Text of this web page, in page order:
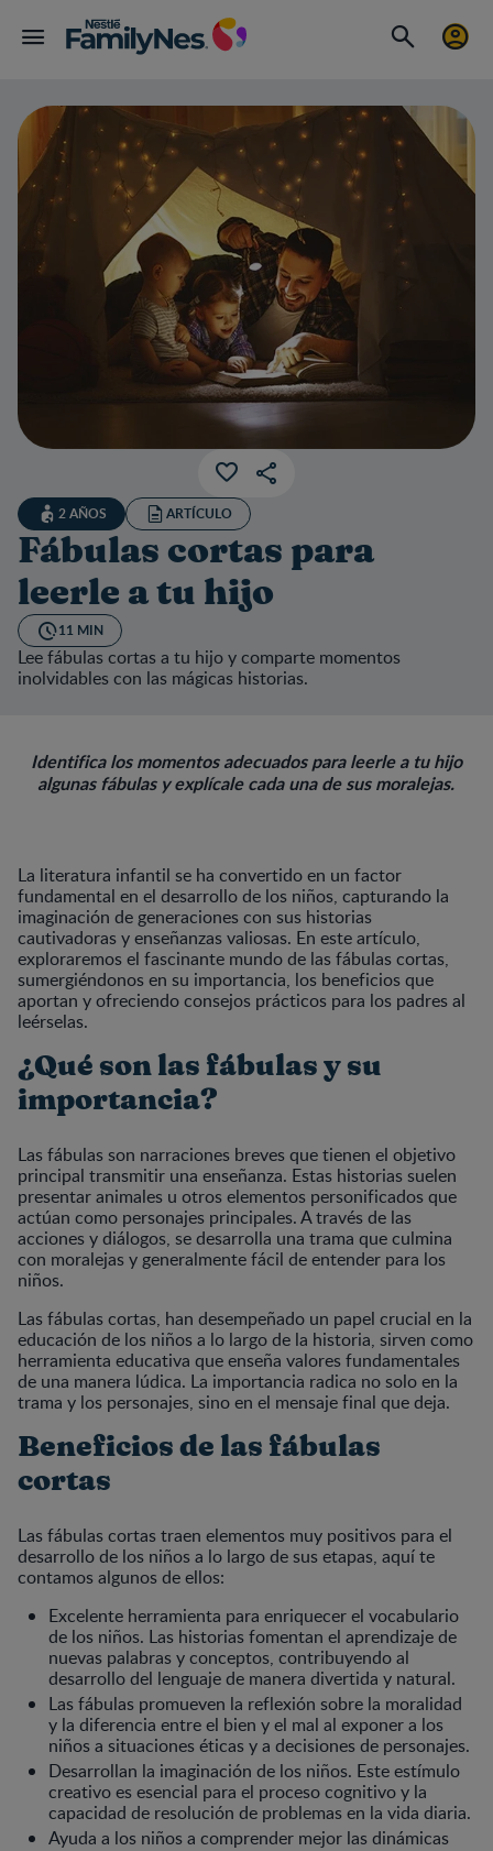
2 AÑOS ARTÍCULO
Fábulas cortas para
leerle a tu hijo
11 MIN
Lee fábulas cortas a tu hijo y comparte momentos
inolvidables con las mágicas historias.
Identifica los momentos adecuados para leerle a tu hijo
algunas fábulas y explícale cada una de sus moralejas.
La literatura infantil se ha convertido en un factor
fundamental en el desarrollo de los niños, capturando la
imaginación de generaciones con sus historias
cautivadoras y enseñanzas valiosas. En este artículo,
exploraremos el fascinante mundo de las fábulas cortas,
sumergiéndonos en su importancia, los beneficios que
aportan y ofreciendo consejos prácticos para los padres al
leérselas.
¿Qué son las fábulas y su
importancia?
Las fábulas son narraciones breves que tienen el objetivo
principal transmitir una enseñanza. Estas historias suelen
presentar animales u otros elementos personificados que
actúan como personajes principales. A través de las
acciones y diálogos, se desarrolla una trama que culmina
con moralejas y generalmente fácil de entender para los
niños.
Las fábulas cortas, han desempeñado un papel crucial en la
educación de los niños a lo largo de la historia, sirven como
herramienta educativa que enseña valores fundamentales
de una manera lúdica. La importancia radica no solo en la
trama y los personajes, sino en el mensaje final que deja.
Beneficios de las fábulas
cortas
Las fábulas cortas traen elementos muy positivos para el
desarrollo de los niños a lo largo de sus etapas, aquí te
contamos algunos de ellos:
Excelente herramienta para enriquecer el vocabulario
de los niños. Las historias fomentan el aprendizaje de
nuevas palabras y conceptos, contribuyendo al
desarrollo del lenguaje de manera divertida y natural.
Las fábulas promueven la reflexión sobre la moralidad
y la diferencia entre el bien y el mal al exponer a los
niños a situaciones éticas y a decisiones de personajes.
Desarrollan la imaginación de los niños. Este estímulo
creativo es esencial para el proceso cognitivo y la
capacidad de resolución de problemas en la vida diaria.
Ayuda a los niños a comprender mejor las dinámicas